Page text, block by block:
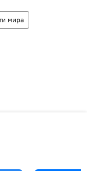
мира